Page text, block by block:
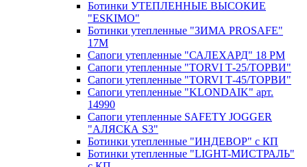
Ботинки УТЕПЛЕННЫЕ ВЫСОКИЕ
"ESKIMO"
Ботинки утепленные "ЗИМА PROSAFE"
17М
Сапоги утепленные "САЛЕХАРД" 18 РМ
Сапоги утепленные "TORVI Т-25/ТОРВИ"
Сапоги утепленные "TORVI Т-45/ТОРВИ"
Сапоги утепленные "KLONDAIK" арт.
14990
Сапоги утепленные SAFETY JOGGER
"АЛЯСКА S3"
Ботинки утепленные "ИНДЕВОР" c КП
Ботинки утепленные "LIGHT-МИСТРАЛЬ"